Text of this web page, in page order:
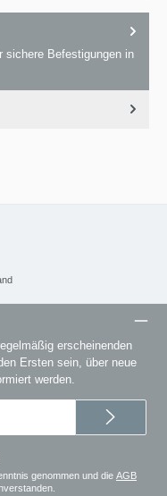
sichere Befestigungen in
erscheinenden
Ersten sein, über neue
werden.
genommen und die AGB